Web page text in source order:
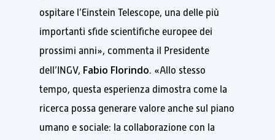
ospitare l’Einstein Telescope, una delle più
importanti sfide scientifiche europee dei
prossimi anni», commenta il Presidente
dell’INGV, Fabio Florindo. «Allo stesso
tempo, questa esperienza dimostra come la
ricerca possa generare valore anche sul piano
umano e sociale: la collaborazione con la